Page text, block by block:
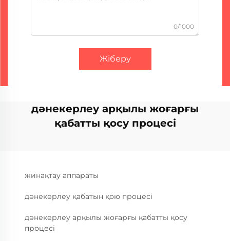
0/1000
Жіберу
дәнекерлеу арқылы жоғарғы
қабатты қосу процесі
жинақтау аппараты
дәнекерлеу қабатын қою процесі
дәнекерлеу арқылы жоғарғы қабатты қосу
процесі